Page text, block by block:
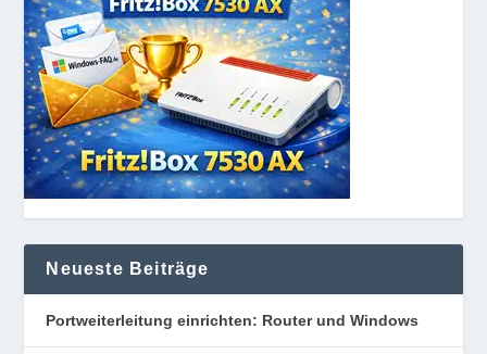
Neueste Beiträge
Portweiterleitung einrichten: Router und Windows